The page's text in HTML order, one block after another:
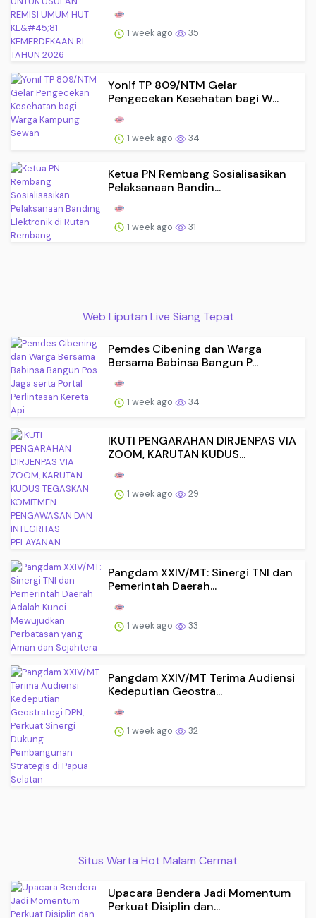
1 week ago 35
Yonif TP 809/NTM Gelar
Pengecekan Kesehatan bagi W...
1 week ago 34
Ketua PN Rembang Sosialisasikan
Pelaksanaan Bandin...
1 week ago 31
Web Liputan Live Siang Tepat
Pemdes Cibening dan Warga
Bersama Babinsa Bangun P...
1 week ago 34
IKUTI PENGARAHAN DIRJENPAS VIA
ZOOM, KARUTAN KUDUS...
1 week ago 29
Pangdam XXIV/MT: Sinergi TNI dan
Pemerintah Daerah...
1 week ago 33
Pangdam XXIV/MT Terima Audiensi
Kedeputian Geostra...
1 week ago 32
Situs Warta Hot Malam Cermat
Upacara Bendera Jadi Momentum
Perkuat Disiplin dan...